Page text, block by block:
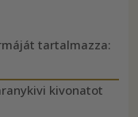
tartalmazza:
kivonatot